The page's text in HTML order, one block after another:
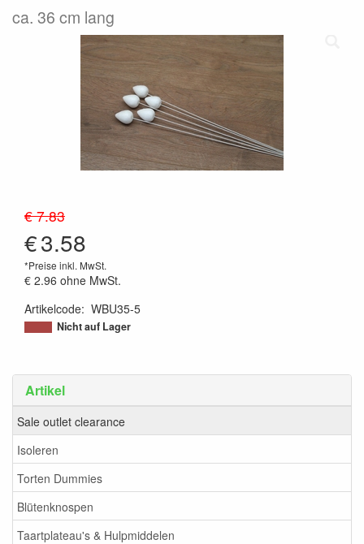
Artikel
Sale outlet clearance
Isoleren
Torten Dummies
Blütenknospen
Taartplateau's & Hulpmiddelen
ca. 36 cm lang
€ 7.83
€3.58
*Preise inkl. MwSt.
€ 2.96 ohne MwSt.
Artikelcode: WBU35-5
9508428462284
Nicht auf Lager